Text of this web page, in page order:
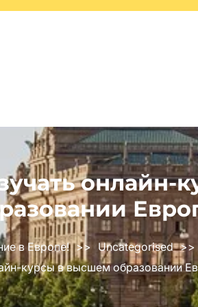
онлайн-
в Европе! >> Uncategorised >>
курсы в высшем образовании